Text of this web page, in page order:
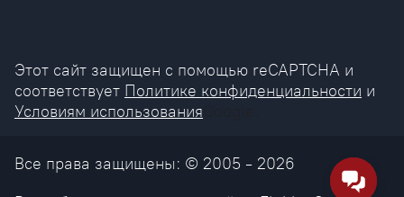
Этот сайт защищен с помощью reCAPTCHA и
соответствует Политике конфиденциальности и
Условиям использования
Все права защищены: © 2005 - 2026